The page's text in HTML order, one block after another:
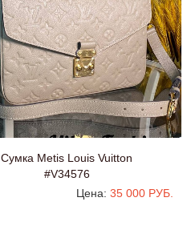
Сумка Metis Louis Vuitton
#V34576
Цена: 35 000 РУБ.